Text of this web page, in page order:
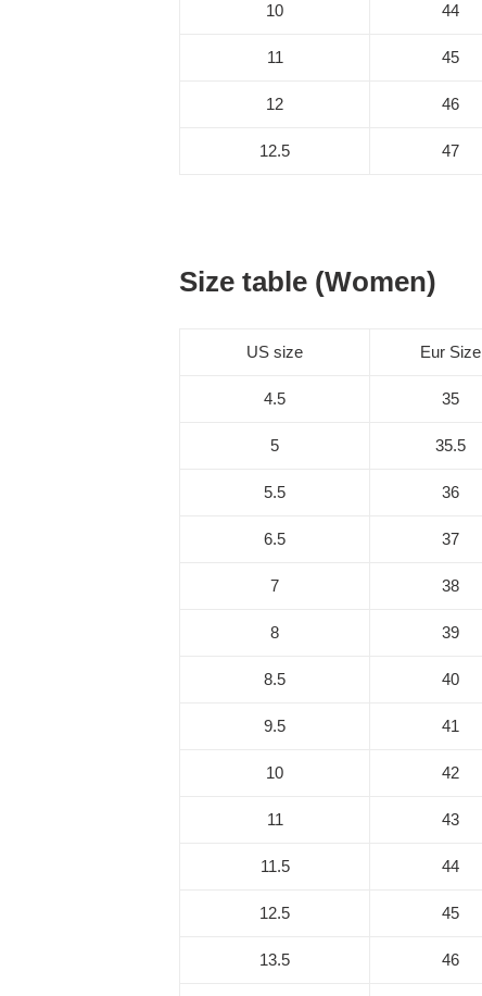
10 44
11 45
12 46
12.5 47
Size table (Women)
US size Eur Size
4.5 35
5 35.5
5.5 36
6.5 37
7 38
8 39
8.5 40
9.5 41
10 42
11 43
11.5 44
12.5 45
13.5 46